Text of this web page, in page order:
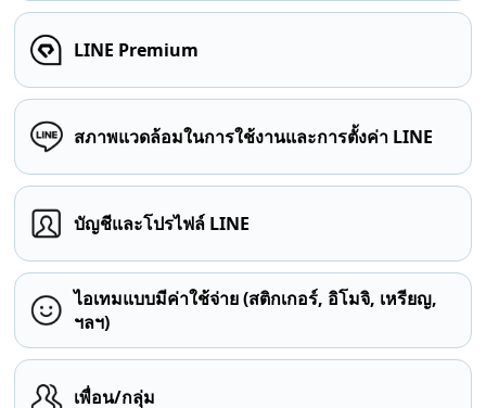
LINE Premium
สภาพแวดล้อมในการใช้งานและการตั้งค่า LINE
บัญชีและโปรไฟล์ LINE
ไอเทมแบบมีค่าใช้จ่าย (สติกเกอร์, อิโมจิ, เหรียญ,
ฯลฯ)
เพื่อน/กลุ่ม